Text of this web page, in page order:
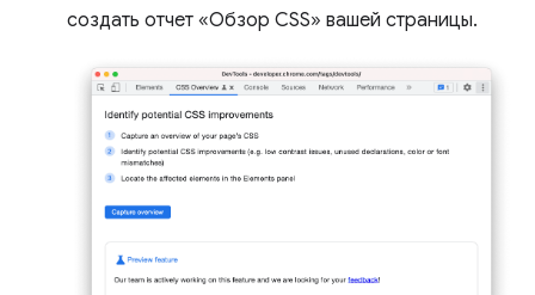
создать отчет «Обзор CSS» вашей страницы.